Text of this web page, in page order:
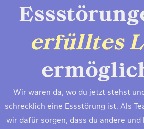
erfülltes
Wir waren da, wo du jetzt stehst
schreck­lich eine Ess­stö­rung ist. Als
wir dafür sor­gen, dass du ande­re und